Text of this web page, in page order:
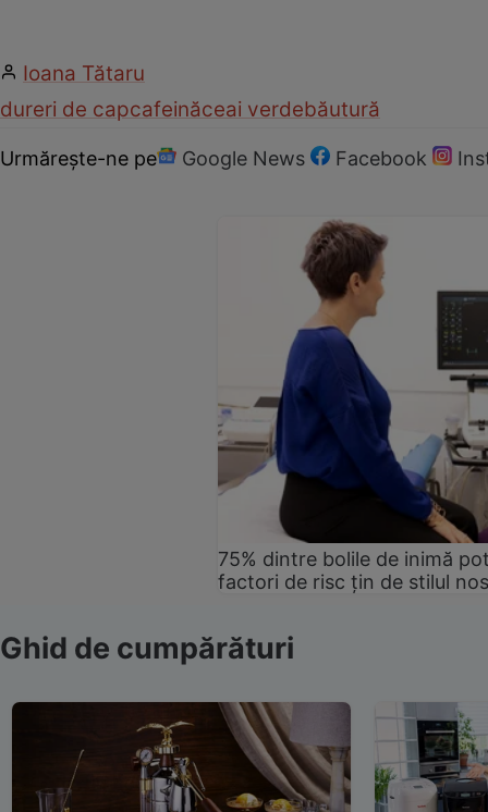
Ioana Tătaru
dureri de capcafeinăceai verdebăutură
Urmărește-ne pe Google News Facebook
75% dintre bolile de inimă
factori de risc țin de stilul
Ghid de cumpărături